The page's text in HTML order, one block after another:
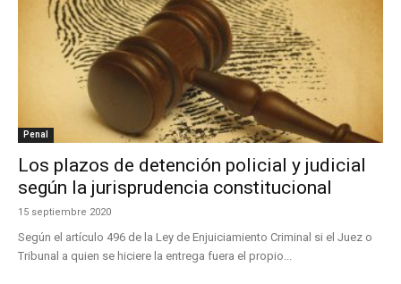
Penal
Los plazos de detención policial y judicial
según la jurisprudencia constitucional
15 septiembre 2020
Según el artículo 496 de la Ley de Enjuiciamiento Criminal si el Juez o
Tribunal a quien se hiciere la entrega fuera el propio...